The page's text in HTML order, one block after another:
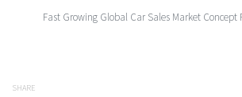
Fast Growing Global Car Sales Market Concept
SHARE